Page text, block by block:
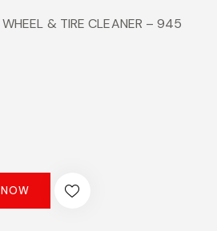
WHEEL & TIRE CLEANER – 945